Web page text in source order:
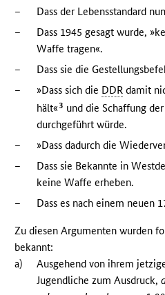
–
Dass der Lebensstandard
–
Dass 1945 gesagt wurde,
Waffe tragen«.
–
Dass sie die
–
»Dass sich die DDR damit
hält«3 und die Schaffung
durchgeführt würde.
–
»Dass dadurch die
–
Dass sie Bekannte in
keine Waffe erheben.
–
Dass es nach einem neuen
Zu diesen Argumenten wurden
bekannt:
a)
Ausgehend von ihrem
Jugendliche zum Ausdruck,